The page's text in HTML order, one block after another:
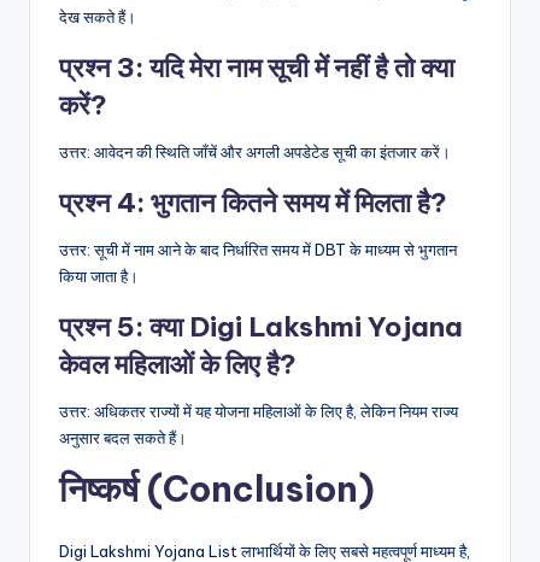
देख सकते हैं।
प्रश्न 3: यदि मेरा नाम सूची में नहीं है तो क्या
करें?
उत्तर: आवेदन की स्थिति जाँचें और अगली अपडेटेड सूची का इंतजार करें।
प्रश्न 4: भुगतान कितने समय में मिलता है?
उत्तर: सूची में नाम आने के बाद निर्धारित समय में DBT के माध्यम से भुगतान
किया जाता है।
प्रश्न 5: क्या Digi Lakshmi Yojana
केवल महिलाओं के लिए है?
उत्तर: अधिकतर राज्यों में यह योजना महिलाओं के लिए है, लेकिन नियम राज्य
अनुसार बदल सकते हैं।
निष्कर्ष (Conclusion)
Digi Lakshmi Yojana List लाभार्थियों के लिए सबसे महत्वपूर्ण माध्यम है,